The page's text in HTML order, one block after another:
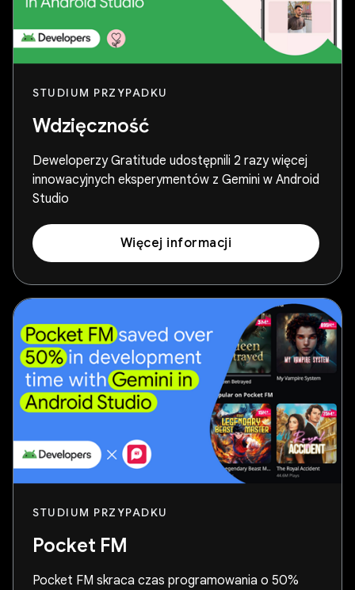
STUDIUM PRZYPADKU
Wdzięczność
Deweloperzy Gratitude udostępnili 2 razy więcej
innowacyjnych eksperymentów z Gemini w Android
Studio
Więcej informacji
STUDIUM PRZYPADKU
Pocket FM
Pocket FM skraca czas programowania o 50%